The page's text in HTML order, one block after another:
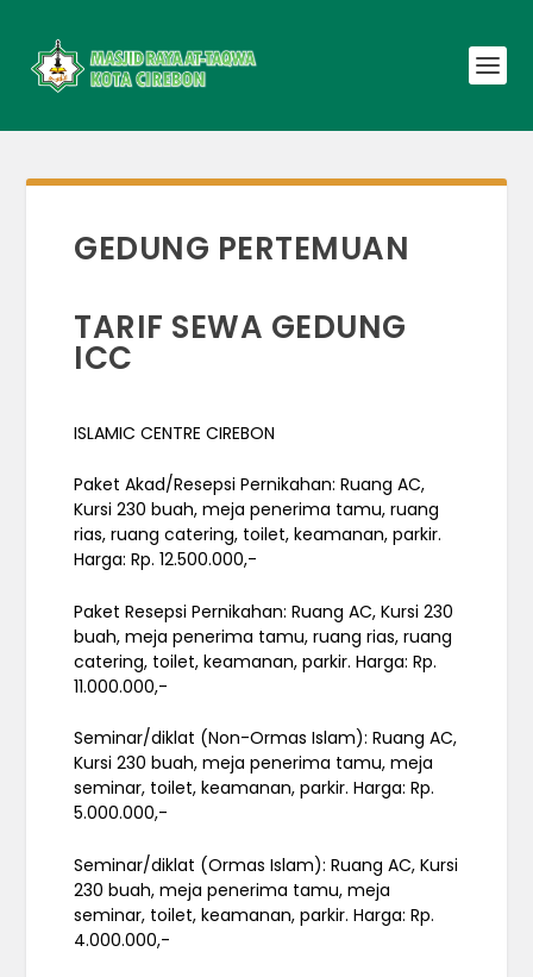
GEDUNG PERTEMUAN
TARIF SEWA GEDUNG
ICC
ISLAMIC CENTRE CIREBON
Paket Akad/Resepsi Pernikahan: Ruang AC,
Kursi 230 buah, meja penerima tamu, ruang
rias, ruang catering, toilet, keamanan, parkir.
Harga: Rp. 12.500.000,-
Paket Resepsi Pernikahan: Ruang AC, Kursi 230
buah, meja penerima tamu, ruang rias, ruang
catering, toilet, keamanan, parkir. Harga: Rp.
11.000.000,-
Seminar/diklat (Non-Ormas Islam): Ruang AC,
Kursi 230 buah, meja penerima tamu, meja
seminar, toilet, keamanan, parkir. Harga: Rp.
5.000.000,-
Seminar/diklat (Ormas Islam): Ruang AC, Kursi
230 buah, meja penerima tamu, meja
seminar, toilet, keamanan, parkir. Harga: Rp.
4.000.000,-